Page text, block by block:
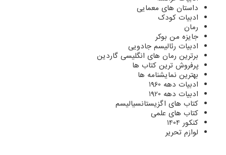
داستان های معمایی
ادبیات کودک
رمان
جایزه من بوکر
ادبیات رئالیسم جادویی
برترین رمان های انگلیسی گاردین
پرفروش ترین کتاب ها
بهترین نمایشنامه ها
ادبیات دهه 1960
ادبیات دهه 1920
کتاب های اگزیستانسیالیسم
کتاب های علمی
کنکور 1404
لوازم تحریر